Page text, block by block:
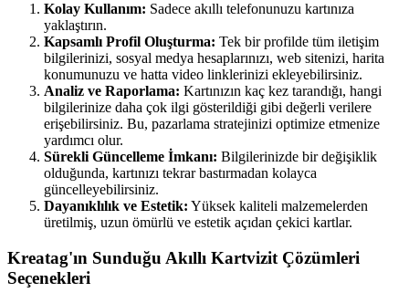
Kolay Kullanım: Sadece akıllı telefonunuzu kartınıza
yaklaştırın.
Kapsamlı Profil Oluşturma: Tek bir profilde tüm iletişim
bilgilerinizi, sosyal medya hesaplarınızı, web sitenizi, harita
konumunuzu ve hatta video linklerinizi ekleyebilirsiniz.
Analiz ve Raporlama: Kartınızın kaç kez tarandığı, hangi
bilgilerinize daha çok ilgi gösterildiği gibi değerli verilere
erişebilirsiniz. Bu, pazarlama stratejinizi optimize etmenize
yardımcı olur.
Sürekli Güncelleme İmkanı: Bilgilerinizde bir değişiklik
olduğunda, kartınızı tekrar bastırmadan kolayca
güncelleyebilirsiniz.
Dayanıklılık ve Estetik: Yüksek kaliteli malzemelerden
üretilmiş, uzun ömürlü ve estetik açıdan çekici kartlar.
Kreatag'ın Sunduğu Akıllı Kartvizit Çözümleri
Seçenekleri